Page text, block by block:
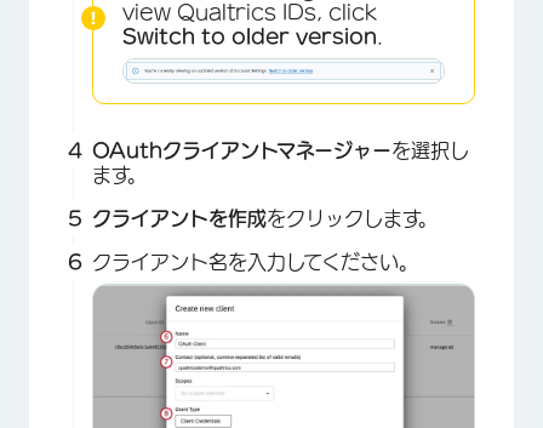
view Qualtrics IDs, click
Switch to older version
OAuthクライアントマネージャーを選択し
ます。
クライアントを作成をクリックします。
クライアント名を入力してください。